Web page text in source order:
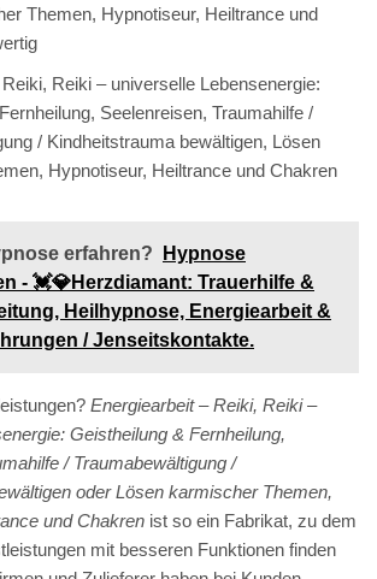
Themen, Hypnotiseur, Heiltrance und
Reiki – universelle Lebensenergie:
Seelenreisen, Traumahilfe /
/ Kindheitstrauma bewältigen, Lösen
Hypnotiseur, Heiltrance und Chakren
erfahren?
Hypnose
- 💓️💎Herzdiamant: Trauerhilfe &
Heilhypnose, Energiearbeit &
/ Jenseitskontakte.
Energiearbeit – Reiki, Reiki –
Geistheilung & Fernheilung,
/ Traumabewältigung /
oder Lösen karmischer Themen,
und Chakren ist so ein Fabrikat, zu dem
mit besseren Funktionen finden